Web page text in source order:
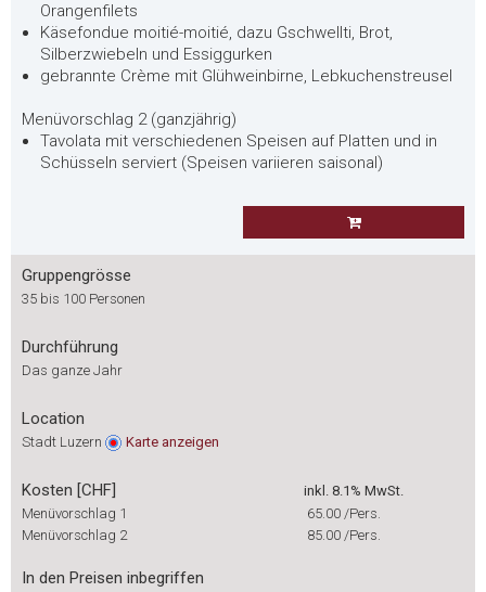
Orangenfilets
Käsefondue moitié-moitié, dazu Gschwellti, Brot,
Silberzwiebeln und Essiggurken
gebrannte Crème mit Glühweinbirne, Lebkuchenstreusel
Menüvorschlag 2 (ganzjährig)
Tavolata mit verschiedenen Speisen auf Platten und in
Schüsseln serviert (Speisen variieren saisonal)
Gruppengrösse
35 bis 100 Personen
Durchführung
Das ganze Jahr
Location
Stadt Luzern Karte anzeigen
Kosten [CHF]
inkl. 8.1% MwSt.
Menüvorschlag 1
65.00 /Pers.
Menüvorschlag 2
85.00 /Pers.
In den Preisen inbegriffen